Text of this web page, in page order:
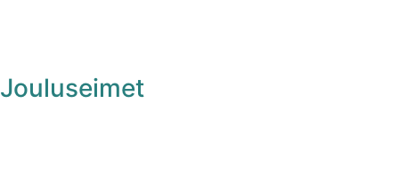
Jouluseimet